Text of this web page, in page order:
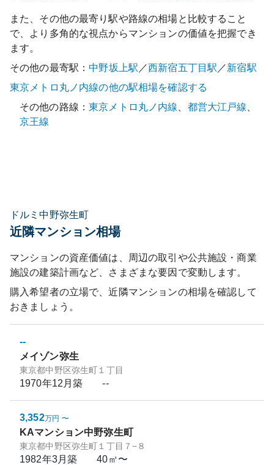
また、その他の最寄り駅や路線の相場と比較すること
で、より多角的な視点からマンションの価値を把握でき
ます。
その他の最寄駅：中野坂上駅 ／西新宿五丁目駅 ／新宿駅
東京メトロ丸ノ内線の他の駅相場を確認する
その他の路線：東京メトロ丸ノ内線 都営大江戸線
京王線
ドルミ中野弥生町
近隣マンション相場
マンションの資産価値は、周辺の取引や公共施設・商業
施設の建築計画など、さまざまな要因で変動します。
購入希望者の立場で、近隣マンションの相場を確認して
おきましょう。
--
メイゾン弥生
東京都中野区弥生町１丁目
1970年12月築 --
3,352万円 〜
KAマンション中野弥生町
東京都中野区弥生町１丁目７−８
1982年3月築 40㎡〜